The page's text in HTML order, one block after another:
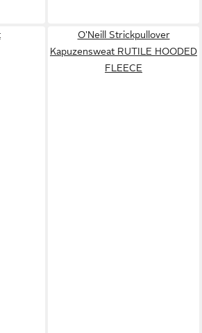
O'Neill Strickpullover
Kapuzensweat RUTILE HOODED
FLEECE